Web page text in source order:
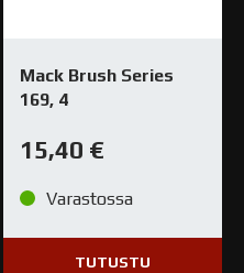
Mack Brush Series
169, 4
15,40 €
Varastossa
TUTUSTU